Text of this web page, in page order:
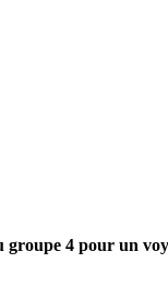
groupe 4 pour un